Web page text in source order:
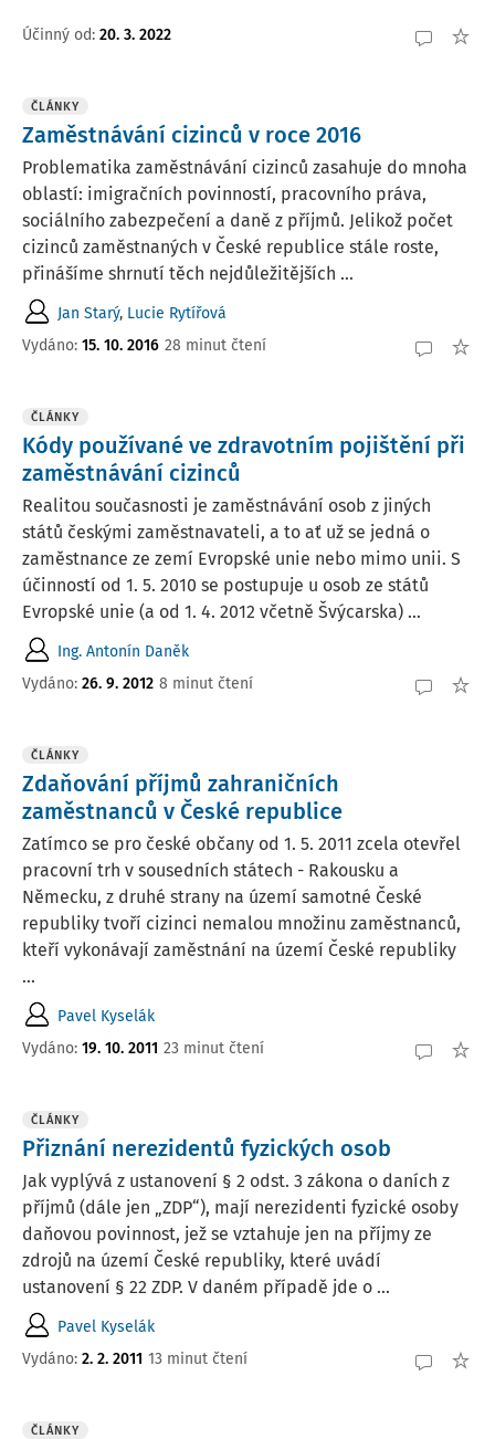
Účinný od: 20. 3. 2022
ČLÁNKY
Zaměstnávání cizinců v roce 2016
Problematika zaměstnávání cizinců zasahuje do mnoha
oblastí: imigračních povinností, pracovního práva,
sociálního zabezpečení a daně z příjmů. Jelikož počet
cizinců zaměstnaných v České republice stále roste,
přinášíme shrnutí těch nejdůležitějších ...
Jan Starý, Lucie Rytířová
Vydáno: 15. 10. 2016 28 minut čtení
ČLÁNKY
Kódy používané ve zdravotním pojištění při
zaměstnávání cizinců
Realitou současnosti je zaměstnávání osob z jiných
států českými zaměstnavateli, a to ať už se jedná o
zaměstnance ze zemí Evropské unie nebo mimo unii. S
účinností od 1. 5. 2010 se postupuje u osob ze států
Evropské unie (a od 1. 4. 2012 včetně Švýcarska) ...
Ing. Antonín Daněk
Vydáno: 26. 9. 2012 8 minut čtení
ČLÁNKY
Zdaňování příjmů zahraničních
zaměstnanců v České republice
Zatímco se pro české občany od 1. 5. 2011 zcela otevřel
pracovní trh v sousedních státech - Rakousku a
Německu, z druhé strany na území samotné České
republiky tvoří cizinci nemalou množinu zaměstnanců,
kteří vykonávají zaměstnání na území České republiky
...
Pavel Kyselák
Vydáno: 19. 10. 2011 23 minut čtení
ČLÁNKY
Přiznání nerezidentů fyzických osob
Jak vyplývá z ustanovení § 2 odst. 3 zákona o daních z
příjmů (dále jen „ZDP“), mají nerezidenti fyzické osoby
daňovou povinnost, jež se vztahuje jen na příjmy ze
zdrojů na území České republiky, které uvádí
ustanovení § 22 ZDP. V daném případě jde o ...
Pavel Kyselák
Vydáno: 2. 2. 2011 13 minut čtení
ČLÁNKY